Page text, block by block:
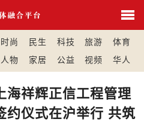
时尚 民生 科技 旅游
体育
人物 家居 公益 视频 华人
海祥辉正信工程管理
约仪式在沪举行 共筑